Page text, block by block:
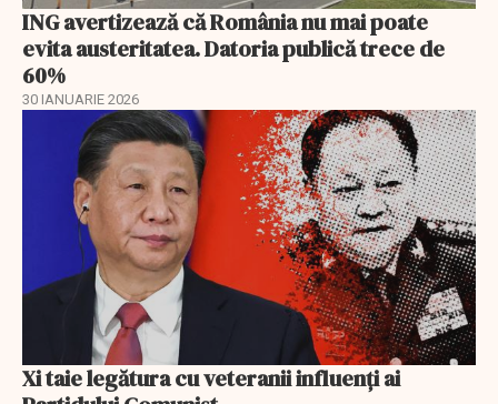
ING avertizează că România nu mai poate
evita austeritatea. Datoria publică trece de
60%
30 IANUARIE 2026
Xi taie legătura cu veteranii influenți ai